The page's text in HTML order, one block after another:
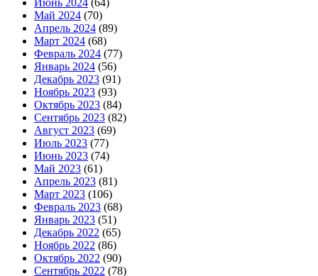
Май 2024 (70)
Апрель 2024 (89)
Март 2024 (68)
Февраль 2024 (77)
Январь 2024 (56)
Декабрь 2023 (91)
Ноябрь 2023 (93)
Октябрь 2023 (84)
Сентябрь 2023 (82)
Август 2023 (69)
Июль 2023 (77)
Июнь 2023 (74)
Май 2023 (61)
Апрель 2023 (81)
Март 2023 (106)
Февраль 2023 (68)
Январь 2023 (51)
Декабрь 2022 (65)
Ноябрь 2022 (86)
Октябрь 2022 (90)
Сентябрь 2022 (78)